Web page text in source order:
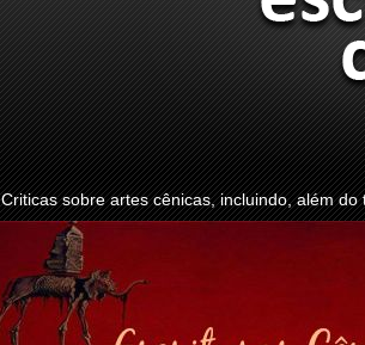
Criticas sobre artes cênicas, incluindo, além